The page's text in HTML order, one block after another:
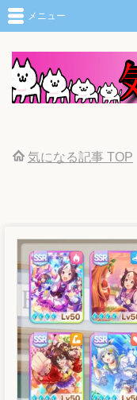
メニュー
気になる記事 TOP